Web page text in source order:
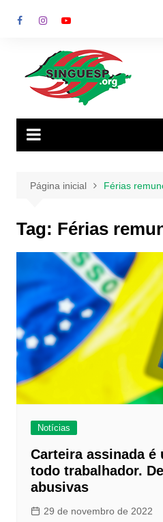
para
Página inicial Férias
Tag: Férias
Notícias
Carteira assinada é
todo trabalhador.
abusivas
29 de novembro de 2022